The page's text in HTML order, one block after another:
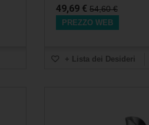
49,69 € 54,60 €
PREZZO WEB
+ Lista dei Desideri